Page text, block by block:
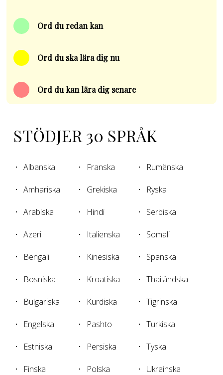
Ord du redan kan
Ord du ska lära dig nu
Ord du kan lära dig senare
STÖDJER 30 SPRÅK
Albanska
Amhariska
Arabiska
Azeri
Bengali
Bosniska
Bulgariska
Engelska
Estniska
Finska
Franska
Grekiska
Hindi
Italienska
Kinesiska
Kroatiska
Kurdiska
Pashto
Persiska
Polska
Rumänska
Ryska
Serbiska
Somali
Spanska
Thailändska
Tigrinska
Turkiska
Tyska
Ukrainska